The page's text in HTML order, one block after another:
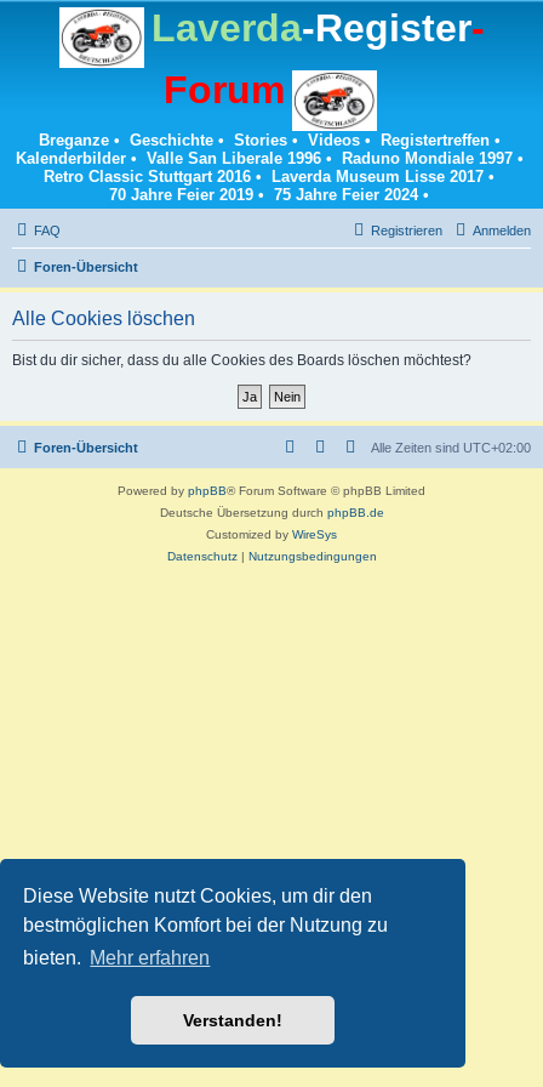
Diese Website nutzt Cookies, um dir den
bestmöglichen Komfort bei der Nutzung zu
bieten. Mehr erfahren
Verstanden!
Laverda-Register-
Forum
Breganze• Geschichte• Stories• Videos• Registertreffen•
Kalenderbilder• Valle San Liberale 1996• Raduno Mondiale 1997•
Retro Classic Stuttgart 2016 • Laverda Museum Lisse 2017 •
70 Jahre Feier 2019 • 75 Jahre Feier 2024•
FAQ Anmelden
Registrieren
Foren-Übersicht
Alle Cookies löschen
Bist du dir sicher, dass du alle Cookies des Boards löschen möchtest?
Foren-Übersicht Alle Zeiten sind UTC+02:00
Powered by phpBB® Forum Software © phpBB Limited
Deutsche Übersetzung durch phpBB.de
Customized by WireSys
Datenschutz| Nutzungsbedingungen